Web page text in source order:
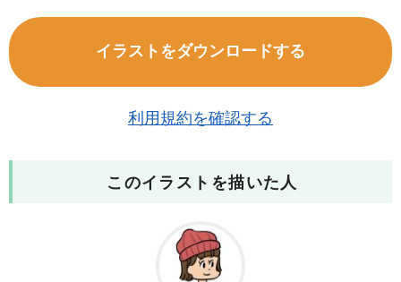
イラストをダウンロードする
利用規約を確認する
このイラストを描いた人